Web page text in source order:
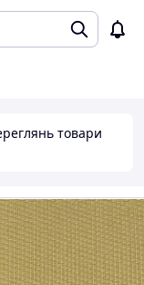
товари